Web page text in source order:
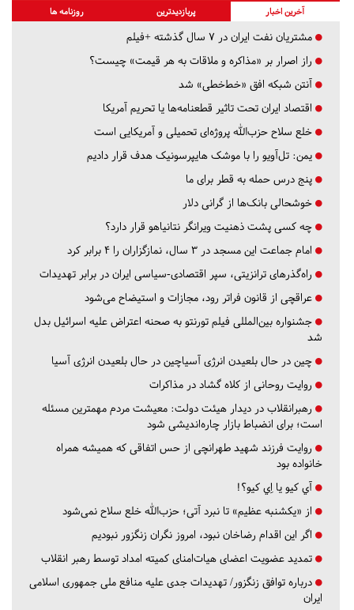
آخرین اخبار پربازدیدترین روزنامه ها
مشتریان نفت ایران در ۷ سال گذشته +فیلم
راز اصرار بر «مذاکره و ملاقات به هر قیمت» چیست؟
آنتن شبکه افق «خط‌خطی» شد
اقتصاد ایران تحت تاثیر قطعنامه‌ها یا تحریم‌ آمریکا
خلع سلاح حزب‌الله پروژه‌ای تحمیلی و آمریکایی است
یمن: تل‌آویو را با موشک هایپرسونیک هدف قرار دادیم
پنج درس‌ حمله به قطر برای ما
خوشحالی بانک‌ها از گرانی دلار
چه کسی پشت ذهنیت ویرانگر نتانیاهو قرار دارد؟
امام جماعت این مسجد در ۳ سال، نمازگزاران را ۴ برابر کرد
راه‌گذرهای ترانزیتی، سپر اقتصادی-سیاسی ایران در برابر تهدیدات
عراقچی از قانون فراتر رود، مجازات و استیضاح می‌شود
جشنواره بین‌المللی فیلم تورنتو به صحنه اعتراض علیه اسرائیل بدل
شد
چین در حال بلعیدن انرژی آسیاچین در حال بلعیدن انرژی آسیا
روایت روحانی از کلاه گشاد در مذاکرات
رهبرانقلاب در دیدار هیئت دولت: معیشت مردم مهمترین مسئله
است؛ برای انضباط بازار چاره‌اندیشی شود
روایت فرزند شهید طهرانچی از حس اتفاقی که همیشه همراه
خانواده بود
آي كيو يا اِي كيو؟!
از «یکشنبه عظیم» تا نبرد آتی؛ حزب‌الله خلع سلاح نمی‌شود
اگر این اقدام رضاخان نبود، امروز نگران زنگزور نبودیم
تمدید عضویت اعضای هیات‌امنای کمیته امداد توسط رهبر انقلاب
درباره توافق زنگزور/ تهدیدات جدی علیه منافع ملی جمهوری اسلامی
ایران